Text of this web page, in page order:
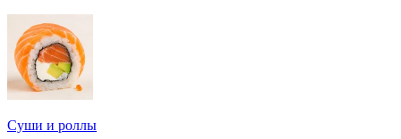
Суши и роллы